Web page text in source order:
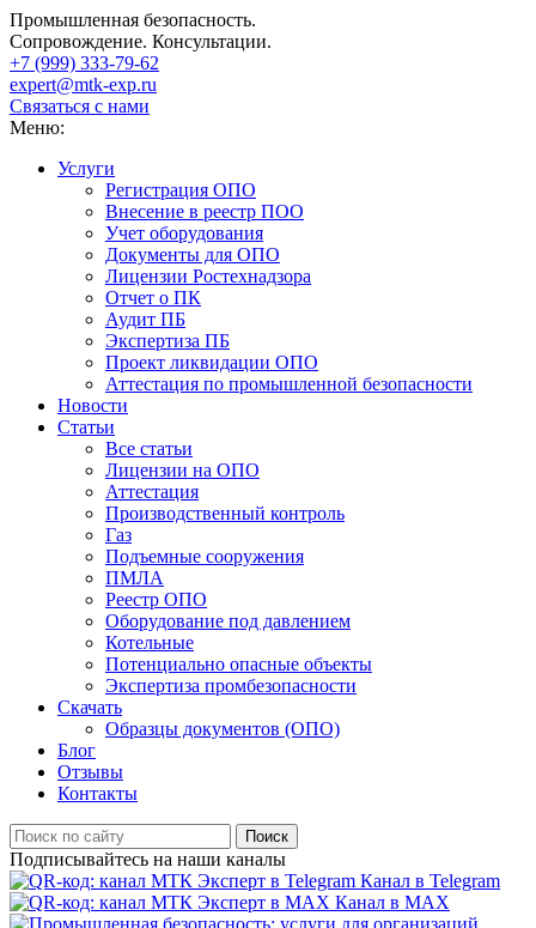
Промышленная безопасность.
Сопровождение. Консультации.
+7 (999) 333-79-62
expert@mtk-exp.ru
Связаться с нами
Меню:
Услуги
Регистрация ОПО
Внесение в реестр ПОО
Учет оборудования
Документы для ОПО
Лицензии Ростехнадзора
Отчет о ПК
Аудит ПБ
Экспертиза ПБ
Проект ликвидации ОПО
Аттестация по промышленной безопасности
Новости
Статьи
Все статьи
Лицензии на ОПО
Аттестация
Производственный контроль
Газ
Подъемные сооружения
ПМЛА
Реестр ОПО
Оборудование под давлением
Котельные
Потенциально опасные объекты
Экспертиза промбезопасности
Скачать
Образцы документов (ОПО)
Блог
Отзывы
Контакты
Поиск
Подписывайтесь на наши каналы
Канал в Telegram
Канал в MAX